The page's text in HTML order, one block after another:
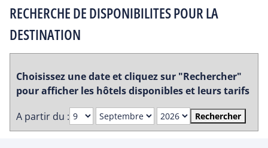
RECHERCHE DE DISPONIBILITES POUR LA
DESTINATION
Choisissez une date et cliquez sur "Rechercher"
pour afficher les hôtels disponibles et leurs tarifs
A partir du :
Rechercher